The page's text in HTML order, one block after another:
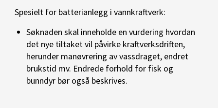
Spesielt for batterianlegg i vannkraftverk:
Søknaden skal inneholde en vurdering hvordan
det nye tiltaket vil påvirke kraftverksdriften,
herunder manøvrering av vassdraget, endret
brukstid mv. Endrede forhold for fisk og
bunndyr bør også beskrives.